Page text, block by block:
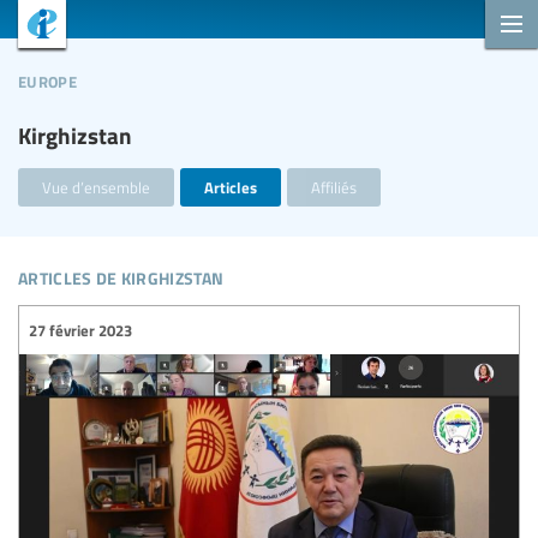
Kirghizstan
europe
Vue d’ensemble Articles Affiliés
articles de kirghizstan
27 février 2023